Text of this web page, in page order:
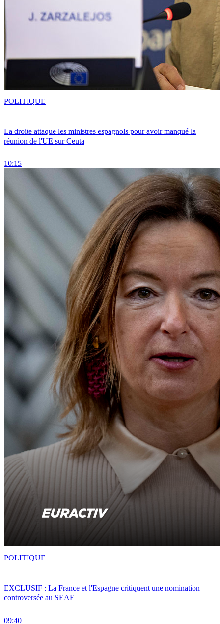
La droite attaque les ministres espagnols pour avoir manqué la
réunion de l'UE sur Ceuta
10:15
POLITIQUE
EXCLUSIF : La France et l'Espagne critiquent une nomination
controversée au SEAE
09:40
POLITIQUE